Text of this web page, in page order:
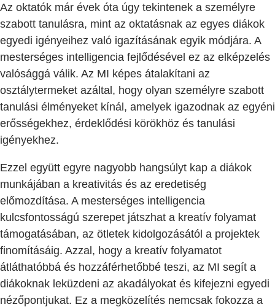
Az oktatók már évek óta úgy tekintenek a személyre
szabott tanulásra, mint az oktatásnak az egyes diákok
egyedi igényeihez való igazításának egyik módjára. A
mesterséges intelligencia fejlődésével ez az elképzelés
valósággá válik. Az MI képes átalakítani az
osztálytermeket azáltal, hogy olyan személyre szabott
tanulási élményeket kínál, amelyek igazodnak az egyéni
erősségekhez, érdeklődési körökhöz és tanulási
igényekhez.
Ezzel együtt egyre nagyobb hangsúlyt kap a diákok
munkájában a kreativitás és az eredetiség
előmozdítása. A mesterséges intelligencia
kulcsfontosságú szerepet játszhat a kreatív folyamat
támogatásában, az ötletek kidolgozásától a projektek
finomításáig. Azzal, hogy a kreatív folyamatot
átláthatóbbá és hozzáférhetőbbé teszi, az MI segít a
diákoknak leküzdeni az akadályokat és kifejezni egyedi
nézőpontjukat. Ez a megközelítés nemcsak fokozza a